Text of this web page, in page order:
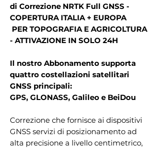
di Correzione NRTK Full GNSS -
COPERTURA ITALIA + EUROPA
PER TOPOGRAFIA E AGRICOLTURA
- ATTIVAZIONE IN SOLO 24H
Il nostro Abbonamento supporta
quattro costellazioni satellitari
GNSS principali:
GPS, GLONASS, Galileo e BeiDou
Correzione che fornisce ai dispositivi
GNSS servizi di posizionamento ad
alta precisione a livello centimetrico,